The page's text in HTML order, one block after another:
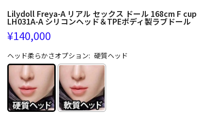
Lilydoll Freya-A リアル セックス ドール 168cm F cup
LH031A-A シリコンヘッド＆TPEボディ製ラブドール
¥140,000
ヘッド柔らかさオプション: 硬質ヘッド